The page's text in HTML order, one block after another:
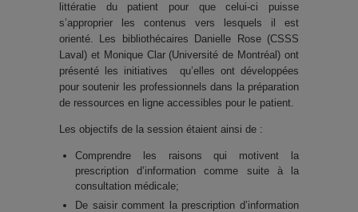
littératie du patient pour que celui-ci puisse
s’approprier les contenus vers lesquels il est
orienté. Les bibliothécaires Danielle Rose (CSSS
Laval) et Monique Clar (Université de Montréal) ont
présenté les initiatives qu’elles ont développées
pour soutenir les professionnels dans la préparation
de ressources en ligne accessibles pour le patient.
Les objectifs de la session étaient ainsi de :
Comprendre les raisons qui motivent la
prescription d’information comme suite à la
consultation médicale;
De saisir comment la prescription d’information